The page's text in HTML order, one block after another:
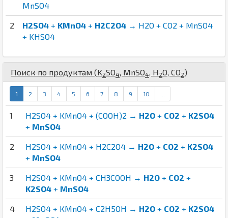
MnSO4
2 H2SO4 + KMnO4 + H2C2O4 → H2O + CO2 + MnSO4
+ KHSO4
Поиск по продуктам (K2SO4, MnSO4, H 2O, CO2)
1 2 3 4 5 6 7 8 9 10
1 H2SO4 + KMnO4 + (COOH)2 → H2O + CO2 + K2SO4
+ MnSO4
2 H2SO4 + KMnO4 + H2C2O4 → H2O + CO2 + K2SO4
+ MnSO4
3 H2SO4 + KMnO4 + CH3COOH → H2O + CO2 +
K2SO4 + MnSO4
4 H2SO4 + KMnO4 + C2H5OH → H2O + CO2 + K2SO4